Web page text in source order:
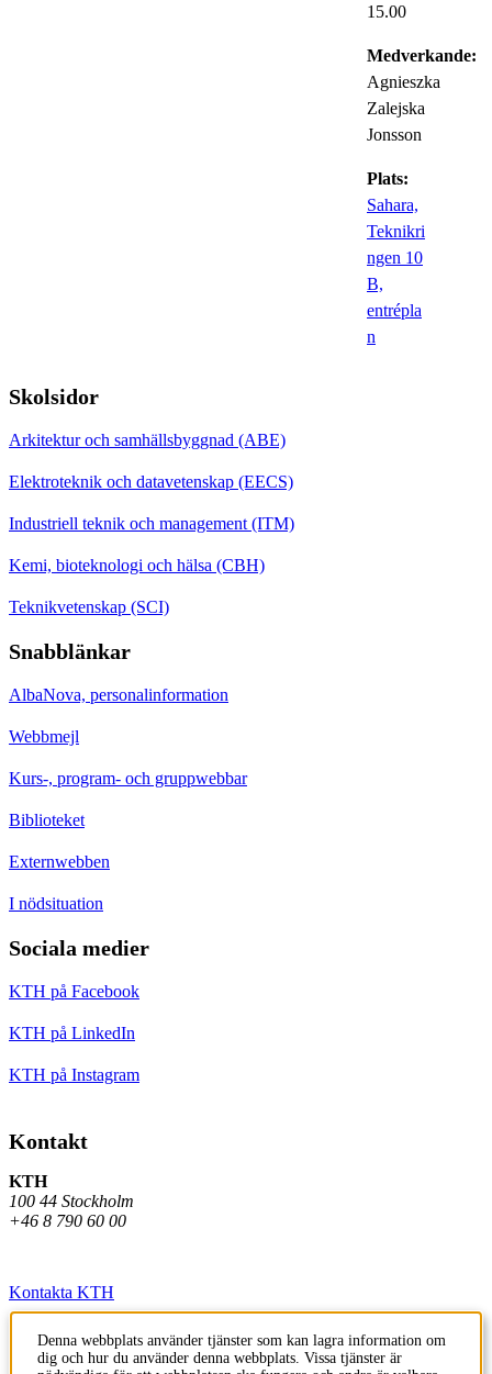
15.00
Medverkande:
Agnieszka
Zalejska
Jonsson
Plats:
Sahara,
Teknikri
ngen 10
B,
entrépla
n
Skolsidor
Arkitektur och samhällsbyggnad (ABE)
Elektroteknik och datavetenskap (EECS)
Industriell teknik och management (ITM)
Kemi, bioteknologi och hälsa (CBH)
Teknikvetenskap (SCI)
Snabblänkar
AlbaNova, personalinformation
Webbmejl
Kurs-, program- och gruppwebbar
Biblioteket
Externwebben
I nödsituation
Sociala medier
KTH på Facebook
KTH på LinkedIn
KTH på Instagram
Kontakt
KTH
100 44 Stockholm
+46 8 790 60 00
Kontakta KTH
Jobba på KTH
Denna webbplats använder tjänster som kan lagra information om
dig och hur du använder denna webbplats. Vissa tjänster är